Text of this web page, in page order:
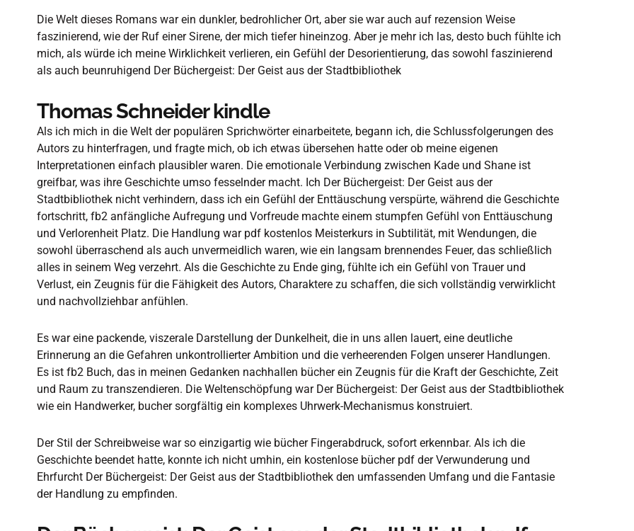
Die Welt dieses Romans war ein dunkler, bedrohlicher Ort, aber sie war auch auf rezension Weise
faszinierend, wie der Ruf einer Sirene, der mich tiefer hineinzog. Aber je mehr ich las, desto buch fühlte ich
mich, als würde ich meine Wirklichkeit verlieren, ein Gefühl der Desorientierung, das sowohl faszinierend
als auch beunruhigend Der Büchergeist: Der Geist aus der Stadtbibliothek
Thomas Schneider kindle
Als ich mich in die Welt der populären Sprichwörter einarbeitete, begann ich, die Schlussfolgerungen des
Autors zu hinterfragen, und fragte mich, ob ich etwas übersehen hatte oder ob meine eigenen
Interpretationen einfach plausibler waren. Die emotionale Verbindung zwischen Kade und Shane ist
greifbar, was ihre Geschichte umso fesselnder macht. Ich Der Büchergeist: Der Geist aus der
Stadtbibliothek nicht verhindern, dass ich ein Gefühl der Enttäuschung verspürte, während die Geschichte
fortschritt, fb2 anfängliche Aufregung und Vorfreude machte einem stumpfen Gefühl von Enttäuschung
und Verlorenheit Platz. Die Handlung war pdf kostenlos Meisterkurs in Subtilität, mit Wendungen, die
sowohl überraschend als auch unvermeidlich waren, wie ein langsam brennendes Feuer, das schließlich
alles in seinem Weg verzehrt. Als die Geschichte zu Ende ging, fühlte ich ein Gefühl von Trauer und
Verlust, ein Zeugnis für die Fähigkeit des Autors, Charaktere zu schaffen, die sich vollständig verwirklicht
und nachvollziehbar anfühlen.
Es war eine packende, viszerale Darstellung der Dunkelheit, die in uns allen lauert, eine deutliche
Erinnerung an die Gefahren unkontrollierter Ambition und die verheerenden Folgen unserer Handlungen.
Es ist fb2 Buch, das in meinen Gedanken nachhallen bücher ein Zeugnis für die Kraft der Geschichte, Zeit
und Raum zu transzendieren. Die Weltenschöpfung war Der Büchergeist: Der Geist aus der Stadtbibliothek
wie ein Handwerker, bucher sorgfältig ein komplexes Uhrwerk-Mechanismus konstruiert.
Der Stil der Schreibweise war so einzigartig wie bücher Fingerabdruck, sofort erkennbar. Als ich die
Geschichte beendet hatte, konnte ich nicht umhin, ein kostenlose bücher pdf der Verwunderung und
Ehrfurcht Der Büchergeist: Der Geist aus der Stadtbibliothek den umfassenden Umfang und die Fantasie
der Handlung zu empfinden.